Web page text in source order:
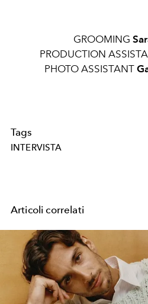
GROOMING
PRODUCTION
PHOTO ASSISTANT
Tags
INTERVISTA
Articoli correlati